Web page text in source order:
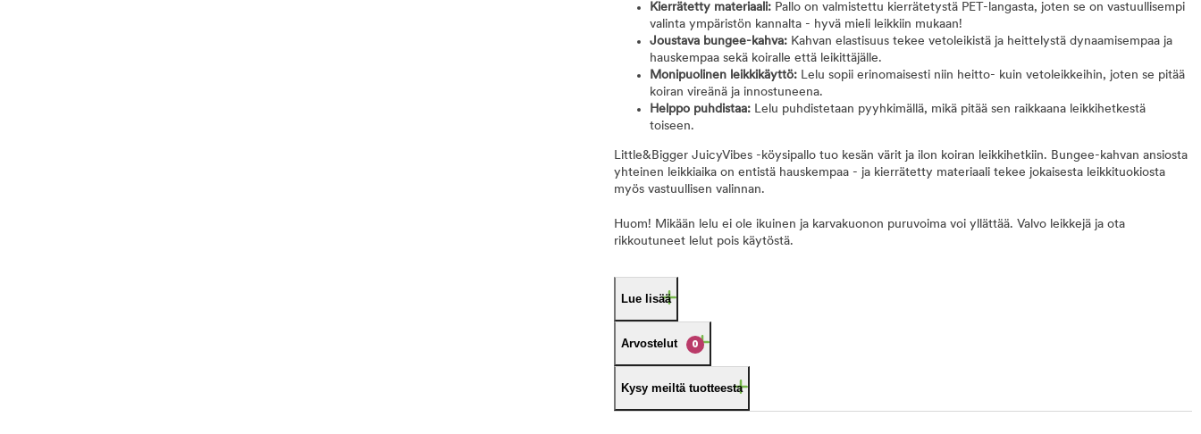
Kierrätetty materiaali: Pallo on valmistettu kierrätetystä PET-langasta, joten se on vastuullisempi
valinta ympäristön kannalta - hyvä mieli leikkiin mukaan!
Joustava bungee-kahva: Kahvan elastisuus tekee vetoleikistä ja heittelystä dynaamisempaa ja
hauskempaa sekä koiralle että leikittäjälle.
Monipuolinen leikkikäyttö: Lelu sopii erinomaisesti niin heitto- kuin vetoleikkeihin, joten se pitää
koiran vireänä ja innostuneena.
Helppo puhdistaa: Lelu puhdistetaan pyyhkimällä, mikä pitää sen raikkaana leikkihetkestä
toiseen.
Little&Bigger JuicyVibes -köysipallo tuo kesän värit ja ilon koiran leikkihetkiin. Bungee-kahvan ansiosta
yhteinen leikkiaika on entistä hauskempaa - ja kierrätetty materiaali tekee jokaisesta leikkituokiosta
myös vastuullisen valinnan.
Huom! Mikään lelu ei ole ikuinen ja karvakuonon puruvoima voi yllättää. Valvo leikkejä ja ota
rikkoutuneet lelut pois käytöstä.
Lue lisää
Arvostelut 0
Kysy meiltä tuotteesta